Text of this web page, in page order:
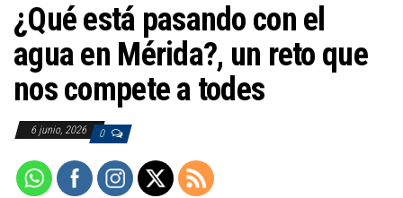
¿Qué está pasando con el
agua en Mérida?, un reto que
nos compete a todes
6 junio, 2026 0